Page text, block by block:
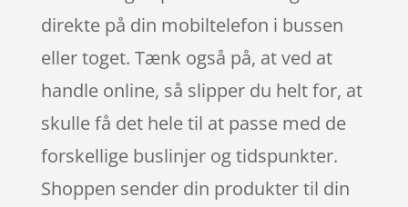
direkte på din mobiltelefon i bussen
eller toget. Tænk også på, at ved at
handle online, så slipper du helt for, at
skulle få det hele til at passe med de
forskellige buslinjer og tidspunkter.
Shoppen sender din produkter til din